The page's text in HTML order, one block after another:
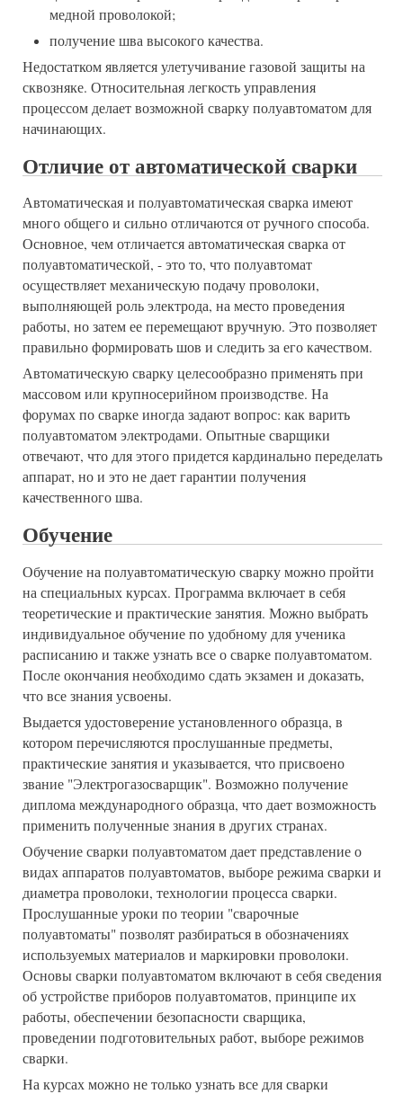
медной проволокой;
получение шва высокого качества.
Недостатком является улетучивание газовой защиты на
сквозняке. Относительная легкость управления
процессом делает возможной сварку полуавтоматом для
начинающих.
Отличие от автоматической сварки
Автоматическая и полуавтоматическая сварка имеют
много общего и сильно отличаются от ручного способа.
Основное, чем отличается автоматическая сварка от
полуавтоматической, - это то, что полуавтомат
осуществляет механическую подачу проволоки,
выполняющей роль электрода, на место проведения
работы, но затем ее перемещают вручную. Это позволяет
правильно формировать шов и следить за его качеством.
Автоматическую сварку целесообразно применять при
массовом или крупносерийном производстве. На
форумах по сварке иногда задают вопрос: как варить
полуавтоматом электродами. Опытные сварщики
отвечают, что для этого придется кардинально переделать
аппарат, но и это не дает гарантии получения
качественного шва.
Обучение
Обучение на полуавтоматическую сварку можно пройти
на специальных курсах. Программа включает в себя
теоретические и практические занятия. Можно выбрать
индивидуальное обучение по удобному для ученика
расписанию и также узнать все о сварке полуавтоматом.
После окончания необходимо сдать экзамен и доказать,
что все знания усвоены.
Выдается удостоверение установленного образца, в
котором перечисляются прослушанные предметы,
практические занятия и указывается, что присвоено
звание "Электрогазосварщик". Возможно получение
диплома международного образца, что дает возможность
применить полученные знания в других странах.
Обучение сварки полуавтоматом дает представление о
видах аппаратов полуавтоматов, выборе режима сварки и
диаметра проволоки, технологии процесса сварки.
Прослушанные уроки по теории "сварочные
полуавтоматы" позволят разбираться в обозначениях
используемых материалов и маркировки проволоки.
Основы сварки полуавтоматом включают в себя сведения
об устройстве приборов полуавтоматов, принципе их
работы, обеспечении безопасности сварщика,
проведении подготовительных работ, выборе режимов
сварки.
На курсах можно не только узнать все для сварки